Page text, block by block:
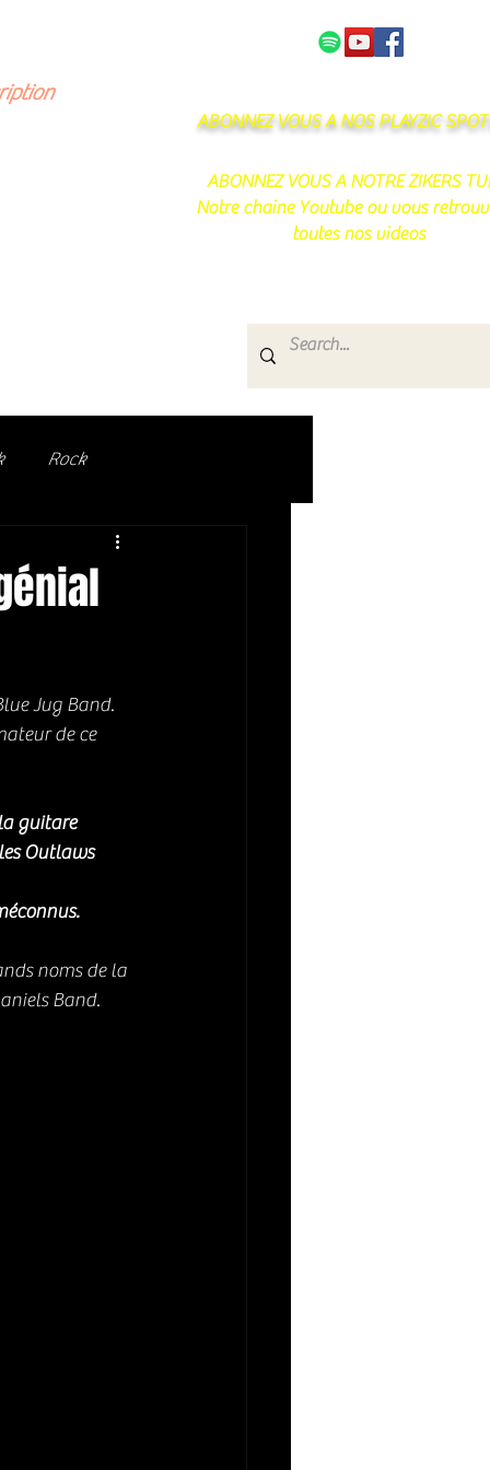
ABONNEZ VOUS A NOS PLAYZIC
ABONNEZ VOUS A NOTRE ZIKERS
Notre chaine Youtube ou vous
toutes nos videos
de passionnés !
Rock
Jug Band.
de ce
guitare
Outlaws
noms de la
Band.